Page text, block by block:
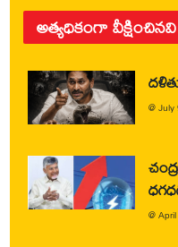
అత్యధికంగా వీక్షించినవి
@
@